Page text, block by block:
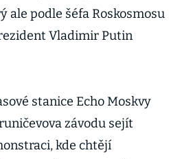
ale podle šéfa Roskosmosu
Vladimir Putin
stanice Echo Moskvy
závodu sejít
kde chtějí